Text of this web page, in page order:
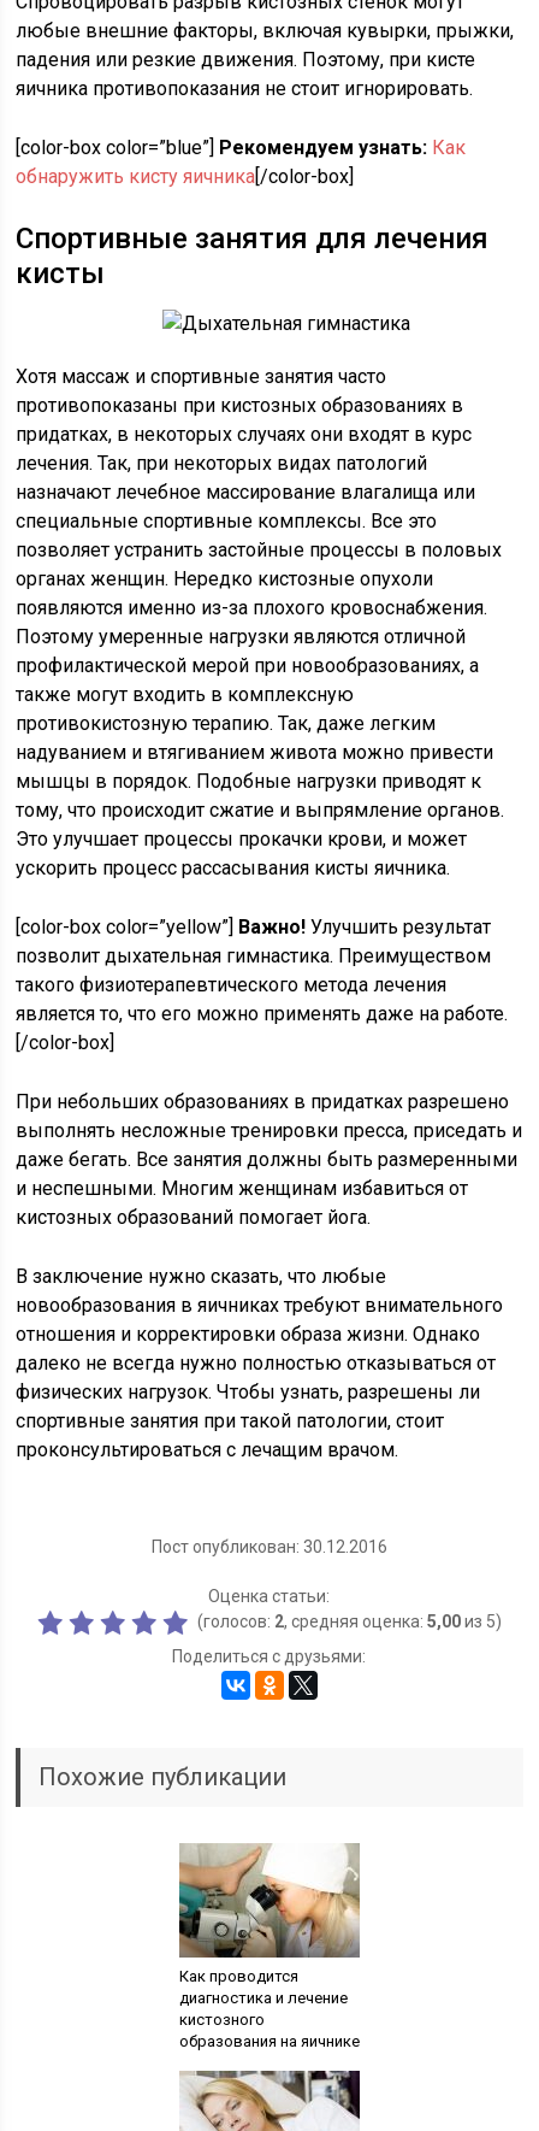
любые внешние факторы, включая кувырки, прыжки,
падения или резкие движения. Поэтому, при кисте
яичника противопоказания не стоит игнорировать.
[color-box color=”blue”] Рекомендуем узнать: Как
обнаружить кисту яичника [/color-box]
Спортивные занятия для лечения
кисты
Хотя массаж и спортивные занятия часто
противопоказаны при кистозных образованиях в
придатках, в некоторых случаях они входят в курс
лечения. Так, при некоторых видах патологий
назначают лечебное массирование влагалища или
специальные спортивные комплексы. Все это
позволяет устранить застойные процессы в половых
органах женщин. Нередко кистозные опухоли
появляются именно из-за плохого кровоснабжения.
Поэтому умеренные нагрузки являются отличной
профилактической мерой при новообразованиях, а
также могут входить в комплексную
противокистозную терапию. Так, даже легким
надуванием и втягиванием живота можно привести
мышцы в порядок. Подобные нагрузки приводят к
тому, что происходит сжатие и выпрямление органов.
Это улучшает процессы прокачки крови, и может
ускорить процесс рассасывания кисты яичника.
[color-box color=”yellow”] Важно! Улучшить результат
позволит дыхательная гимнастика. Преимуществом
такого физиотерапевтического метода лечения
является то, что его можно применять даже на работе.
[/color-box]
При небольших образованиях в придатках разрешено
выполнять несложные тренировки пресса, приседать и
даже бегать. Все занятия должны быть размеренными
и неспешными. Многим женщинам избавиться от
кистозных образований помогает йога.
В заключение нужно сказать, что любые
новообразования в яичниках требуют внимательного
отношения и корректировки образа жизни. Однако
далеко не всегда нужно полностью отказываться от
физических нагрузок. Чтобы узнать, разрешены ли
спортивные занятия при такой патологии, стоит
проконсультироваться с лечащим врачом.
Пост опубликован: 30.12.2016
Оценка статьи:
(голосов: 2, средняя оценка: 5,00из 5)
Поделиться с друзьями:
Похожие публикации
Как проводится
диагностика и лечение
кистозного
образования на яичнике